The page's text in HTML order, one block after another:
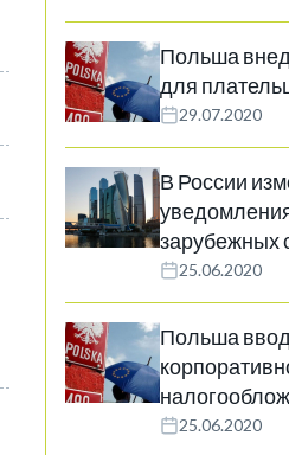
Польша
для
29.07.2020
В России
зарубежных
25.06.2020
Польша
25.06.2020